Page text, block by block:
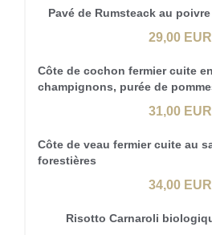
Pavé de Rumsteack au
29,00 EUR
Côte de cochon fermier cuite
champignons, purée de
31,00 EUR
Côte de veau fermier cuite au
forestières
34,00 EUR
Risotto Carnaroli